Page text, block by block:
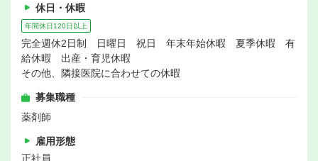
休日・休暇
年間休日120日以上
完全週休2日制 日曜日 祝日 年末年始休暇 夏季休暇 有
給休暇 出産・育児休暇
その他、隣接医院に合わせての休暇
募集職種
薬剤師
雇用形態
正社員